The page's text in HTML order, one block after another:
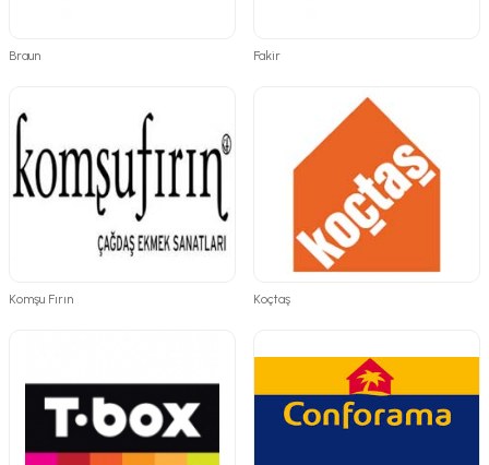
Braun Fakir
Komşu Fırın Koçtaş